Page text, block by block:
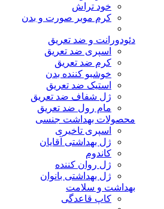
خود تراش
کرم موبر صورت و بدن
دئودورانت و ضد تعریق
اسپری ضد تعریق
کرم ضد تعریق
خوشبو کننده بدن
استیک ضد تعریق
ژل شفاف ضد تعریق
مام رول ضد تعریق
محصولات بهداشت جنسی
اسپری تاخیری
ژل بهداشتی آقایان
کاندوم
ژل روان کننده
ژل بهداشتی بانوان
بهداشت و سلامت
کاپ قاعدگی